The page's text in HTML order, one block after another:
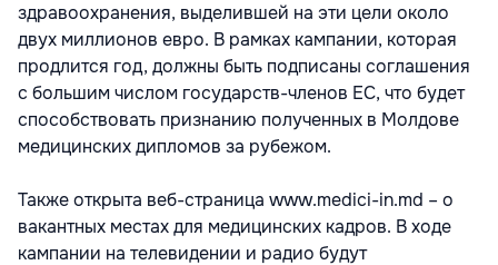
здравоохранения, выделившей на эти цели около
двух миллионов евро. В рамках кампании, которая
продлится год, должны быть подписаны соглашения
с большим числом государств-членов ЕС, что будет
способствовать признанию полученных в Молдове
медицинских дипломов за рубежом.
Также открыта веб-страница www.medici-in.md – о
вакантных местах для медицинских кадров. В ходе
кампании на телевидении и радио будут